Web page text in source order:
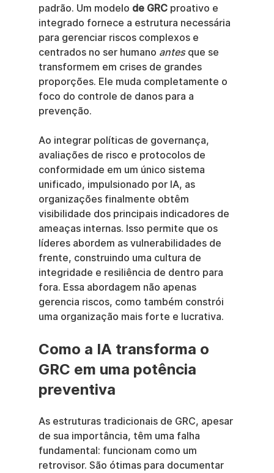
padrão. Um modelo de GRC proativo e
integrado fornece a estrutura necessária
para gerenciar riscos complexos e
centrados no ser humano antes que se
transformem em crises de grandes
proporções. Ele muda completamente o
foco do controle de danos para a
prevenção.
Ao integrar políticas de governança,
avaliações de risco e protocolos de
conformidade em um único sistema
unificado, impulsionado por IA, as
organizações finalmente obtêm
visibilidade dos principais indicadores de
ameaças internas. Isso permite que os
líderes abordem as vulnerabilidades de
frente, construindo uma cultura de
integridade e resiliência de dentro para
fora. Essa abordagem não apenas
gerencia riscos, como também constrói
uma organização mais forte e lucrativa.
Como a IA transforma o
GRC em uma potência
preventiva
As estruturas tradicionais de GRC, apesar
de sua importância, têm uma falha
fundamental: funcionam como um
retrovisor. São ótimas para documentar